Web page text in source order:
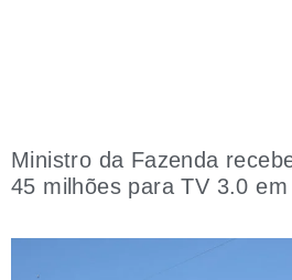
Ministro da Fazenda
45 milhões para TV 3.0